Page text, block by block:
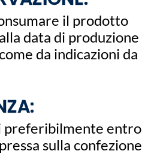
il prodotto
data di produzione
da indicazioni da
preferibilmente entro
sulla confezione